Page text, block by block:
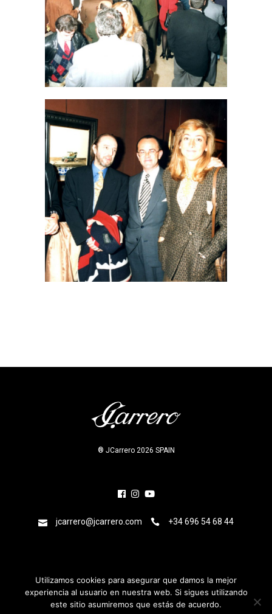
® JCarrero 2026 SPAIN
jcarrero@jcarrero.com +34 696 54 68 44
Home·Mi cuenta· Obras·Biografía·Exposiciones
singulares·Publicaciones· Prensa·Contacto
Utilizamos cookies para asegurar que damos la mejor
experiencia al usuario en nuestra web. Si sigues utilizando
este sitio asumiremos que estás de acuerdo.